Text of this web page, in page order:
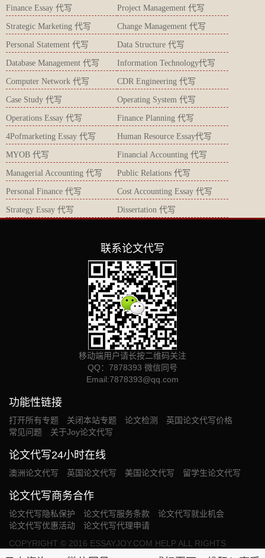
Finance Essay 代写 Project Management 代写
Strategic Marketing 代写 Change Management 代写
Personal Statement 代写 Data Structure 代写
Database Management 代写 Information Technology代写
Computer Network 代写 CDR Engineering 代写
Case Study 代写 Operating System 代写
Operations Essay 代写 Finance Planning 代写
4Pofmarketing Essay 代写 Human Resource Essay代写
MYOB 代写 Financial Accounting 代写
Managerial Accounting 代写 Public Relations 代写
Personal Finance 代写 Cost Accounting Essay 代写
Strategy Essay 代写 Dissertation 代写
联系论文代写
移动端用户请长按二维码关注
QQ：7878393 微信同号
Email:7878393@qq.com
功能性链接
打开所有专题 关闭本站专题 论文检测
英国论文代写价格
常见问题
关于Joy论文代写
论文代写24小时在线
澳洲论文代写 英国论文代写 美国论文代写 留学生论文代写
论文代写商务合作
论文代写隐私保护 论文代写服务条款
论文代写就业机会
论文代写优惠活动
论文代写代理申请
COPYRIGHT © 2016 ESSAYJOY.COM HELP ALL RIGHTS
RESERVED. OUR SERVICE PROVIDED WILL BE USED SOLELY